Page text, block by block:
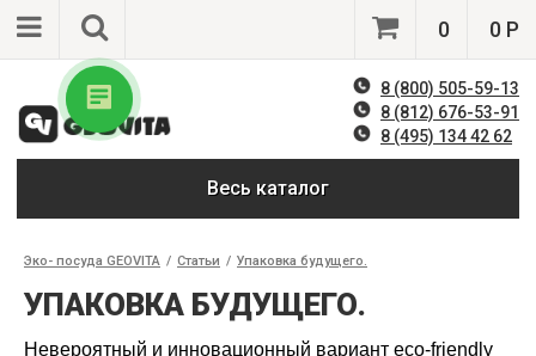
0 0 Р
8 (800) 505-59-13
8 (812) 676-53-91
8 (495) 134 42 62
Весь каталог
Эко- посуда GEOVITA / Статьи / Упаковка будущего.
УПАКОВКА БУДУЩЕГО.
Невероятный и инновационный вариант eco-friendly